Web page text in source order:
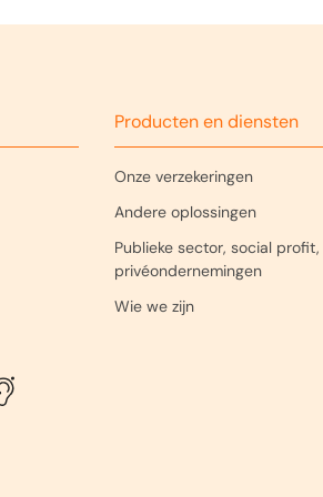
schadebeheer@ethias.be
Het telefoonnummer dat je
Vermeld altijd je het
Ethias
Prins-Bisschopssingel 73
Producten en diensten
Onze verzekeringen
Andere oplossingen
Publieke sector, social profit,
privéondernemingen
Wie we zijn